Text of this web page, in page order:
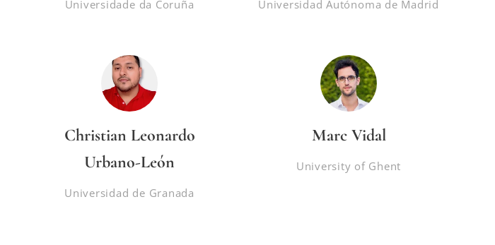
Universidade da Coruña Universidad Autónoma de Madrid
Christian Leonardo
Urbano-León
Universidad de Granada
Marc Vidal
University of Ghent